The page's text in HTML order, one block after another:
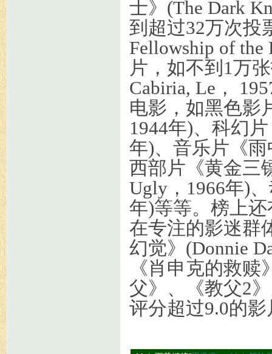
士》(The Dark
到超过32万次投
Fellowship of
片，如不到1万
Cabiria, Le，
电影，如黑色影
1944年)、科幻
年)、音乐片《雨
西部片《黄金三
Ugly，1966年)
年)等等。榜上
在专注的影迷群
幻觉》(Donnie
《肖申克的救
父》、《教父2
评分超过9.0的影